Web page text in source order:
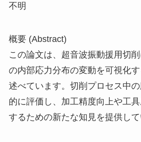
不明
概要 (Abstract)
この論文は、超音波振動援用切
の内部応力分布の変動を可視化
述べています。切削プロセス中
的に評価し、加工精度向上や工
するための新たな知見を提供して